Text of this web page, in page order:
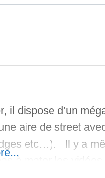
il dispose d’un
aire de street
etc…). Il y a
à mater les vidéos